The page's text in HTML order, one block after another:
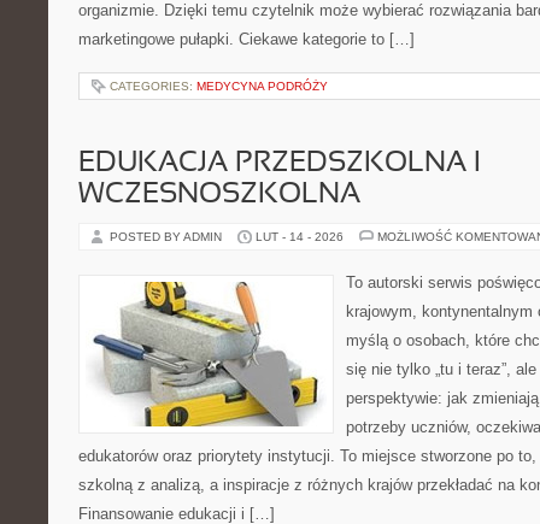
organizmie. Dzięki temu czytelnik może wybierać rozwiązania
marketingowe pułapki. Ciekawe kategorie to […]
CATEGORIES: MEDYCYNA PODRÓŻY
EDUKACJA PRZEDSZKOLNA I
WCZESNOSZKOLNA
POSTED BY ADMIN LUT - 14 - 2026 MOŻLIWOŚĆ
To autorski serwis
krajowym, kontynentalnym
myślą o osobach, które
się nie tylko „tu i teraz”,
perspektywie: jak
potrzeby uczniów,
edukatorów oraz priorytety instytucji. To miejsce stworzone po
szkolną z analizą, a inspiracje z różnych krajów przekładać na
Finansowanie edukacji i […]